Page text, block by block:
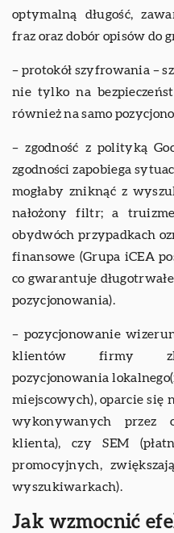
optymalną długość,
fraz oraz dobór opisów do
– protokół szyfrowania –
nie tylko na
również na samo
– zgodność z polityką
zgodności zapobiega
mogłaby zniknąć z
nałożony filtr; a
obydwóch przypadkach
finansowe (Grupa iCEA
co gwarantuje
pozycjonowania).
– pozycjonowanie
klientów firmy
pozycjonowania
miejscowych), oparcie się
wykonywanych przez
klienta), czy SEM
promocyjnych,
wyszukiwarkach).
Jak wzmocnić